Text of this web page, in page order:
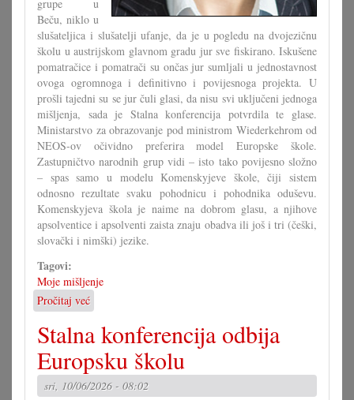
grupe u
Beču, niklo u
slušateljica i slušatelji ufanje, da je u pogledu na dvojezičnu
školu u austrijskom glavnom gradu jur sve fiskirano. Iskušene
pomatračice i pomatrači su ončas jur sumljali u jednostavnost
ovoga ogromnoga i definitivno i povijesnoga projekta. U
prošli tajedni su se jur čuli glasi, da nisu svi uključeni jednoga
mišljenja, sada je Stalna konferencija potvrdila te glase.
Ministarstvo za obrazovanje pod ministrom Wiederkehrom od
NEOS-ov očividno preferira model Europske škole.
Zastupničtvo narodnih grup vidi – isto tako povijesno složno
– spas samo u modelu Komenskyjeve škole, čiji sistem
odnosno rezultate svaku pohodnicu i pohodnika oduševu.
Komenskyjeva škola je naime na dobrom glasu, a njihove
apsolventice i apsolventi zaista znaju obadva ili još i tri (češki,
slovački i nimški) jezike.
Tagovi:
Moje mišljenje
Pročitaj već
Komenskyjeva
škola
je
europska
škola
Stalna konferencija odbija
Europsku školu
sri, 10/06/2026 - 08:02